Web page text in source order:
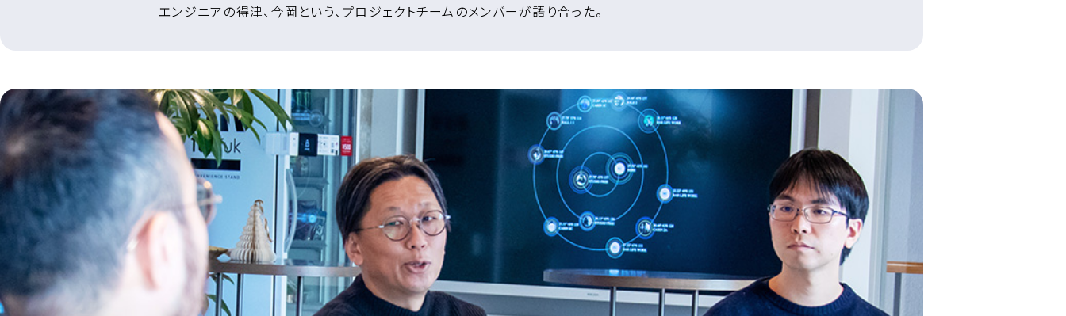
エンジニアの得津、今岡という、プロジェクトチームのメンバーが語り合った。